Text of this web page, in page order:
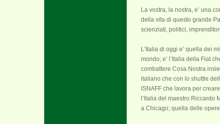
La vostra, la nostra, e’ una
della vita di questo grande
scienziati, politici,
L’Italia di oggi e’ quella dei
mondo; e’ l’Italia della Fiat
combattere Cosa Nostra
italiano che con lo shuttle
ISNAFF che lavora per
l’Italia del maestro Riccardo
a Chicago; quella delle